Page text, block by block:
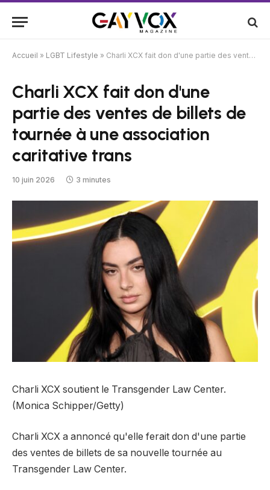
Accueil » LGBT Lifestyle » Charli XCX fait don d'une partie des ventes de billets de tournée à une association caritative trans
Charli XCX fait don d'une
partie des ventes de billets de
tournée à une association
caritative trans
10 juin 2026 3 minutes
Charli XCX soutient le Transgender Law Center.
(Monica Schipper/Getty)
Charli XCX a annoncé qu'elle ferait don d'une partie
des ventes de billets de sa nouvelle tournée au
Transgender Law Center.